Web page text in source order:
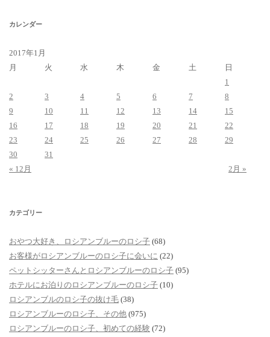
カレンダー
2017年1月
月
火 水 木 金 土
日
1
2
3 4 5 6 7
8
9
10 11 12 13 14
15
16
17 18 19 20 21
22
23
24 25 26 27 28
29
30
31
« 12月
2月 »
カテゴリー
おやつ大好き、ロシアンブルーのロシ子 (68)
お客様がロシアンブルーのロシ子に会いに (22)
ペットシッターさんとロシアンブルーのロシ子 (95)
ホテルにお泊りのロシアンブルーのロシ子 (10)
ロシアンブルのロシ子の抜け毛 (38)
ロシアンブルーのロシ子、その他 (975)
ロシアンブルーのロシ子、初めての経験 (72)